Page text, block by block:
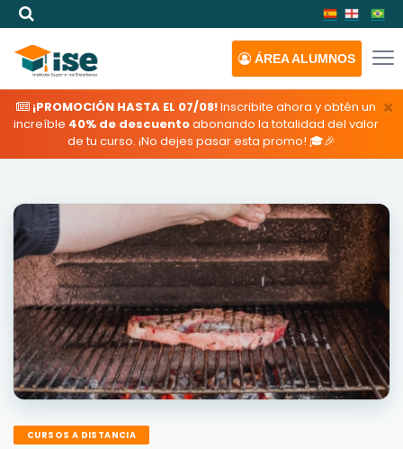
ÁREAALUMNOS
×
¡PROMOCIÓN HASTA EL 07/08!Inscribite ahora y obtén un
increíble 40% de descuentoabonando la totalidad del valor
de tu curso. ¡No dejes pasar esta promo! 🎓🎉
CURSOS A DISTANCIA